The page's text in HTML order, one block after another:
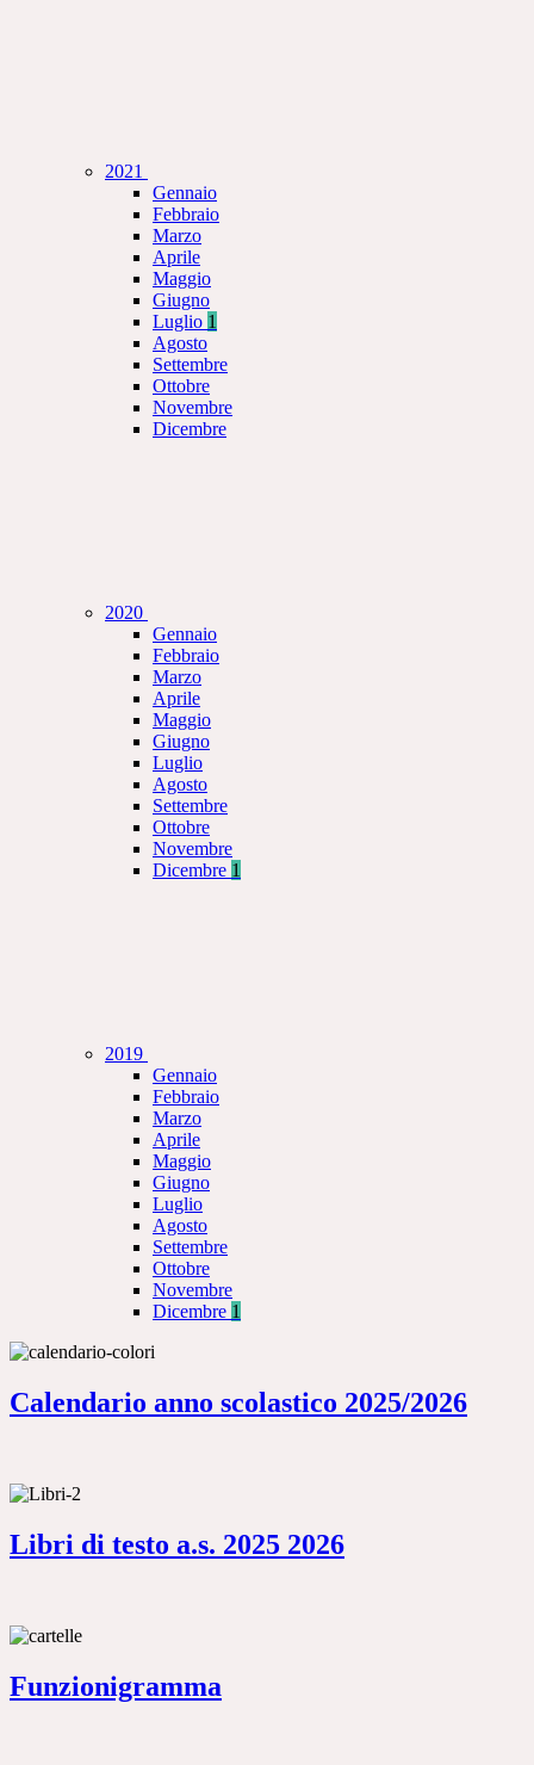
2021
Gennaio
Febbraio
Marzo
Aprile
Maggio
Giugno
Luglio 1
Agosto
Settembre
Ottobre
Novembre
Dicembre
2020
Gennaio
Febbraio
Marzo
Aprile
Maggio
Giugno
Luglio
Agosto
Settembre
Ottobre
Novembre
Dicembre 1
2019
Gennaio
Febbraio
Marzo
Aprile
Maggio
Giugno
Luglio
Agosto
Settembre
Ottobre
Novembre
Dicembre 1
Calendario anno scolastico 2025/2026
Libri di testo a.s. 2025 2026
Funzionigramma